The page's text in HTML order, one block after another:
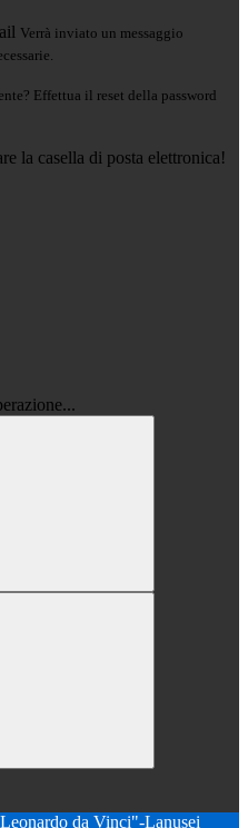
Verrà inviato un messaggio
Effettua il reset della password
la casella di posta elettronica!